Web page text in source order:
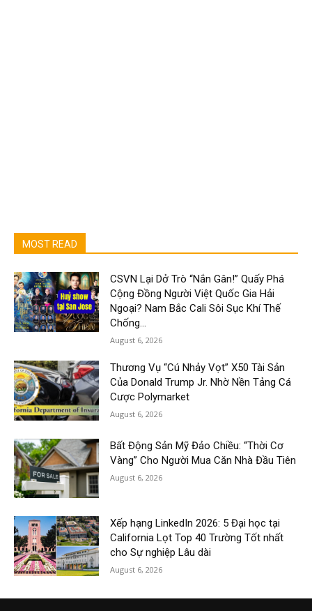
MOST READ
CSVN Lại Dở Trò “Nắn Gân!” Quấy Phá
Cộng Đồng Người Việt Quốc Gia Hải
Ngoại? Nam Bắc Cali Sôi Sục Khí Thế
Chống...
August 6, 2026
Thương Vụ “Cú Nhảy Vọt” X50 Tài Sản
Của Donald Trump Jr. Nhờ Nền Tảng Cá
Cược Polymarket
August 6, 2026
Bất Động Sản Mỹ Đảo Chiều: “Thời Cơ
Vàng” Cho Người Mua Căn Nhà Đầu Tiên
August 6, 2026
Xếp hạng LinkedIn 2026: 5 Đại học tại
California Lọt Top 40 Trường Tốt nhất
cho Sự nghiệp Lâu dài
August 6, 2026